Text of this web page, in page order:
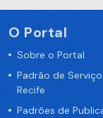
O Portal
Sobre o Portal
Padrão de
Recife
Padrões de